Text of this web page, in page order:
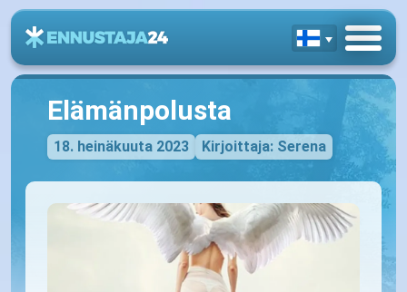
Elämänpolusta
18. heinäkuuta 2023 Kirjoittaja: Serena